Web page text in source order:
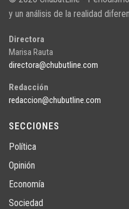
y un análisis de la realidad
Directora
Marisa Rauta
directora@chubutline.com
Redacción
redaccion@chubutline.com
SECCIONES
Política
Opinión
Economía
Sociedad